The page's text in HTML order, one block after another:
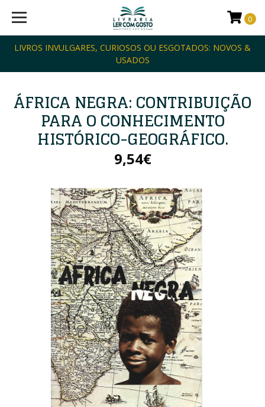
LIVROS INVULGARES, CURIOSOS OU ESGOTADOS: NOVOS &
USADOS
0
ÁFRICA NEGRA: CONTRIBUIÇÃO
PARA O CONHECIMENTO
HISTÓRICO-GEOGRÁFICO.
9,54€